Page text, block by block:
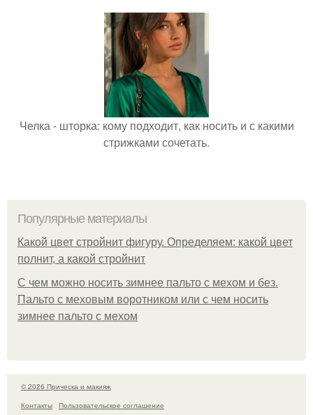
Челка - шторка: кому подходит, как носить и с какими
стрижками сочетать.
Популярные материалы
Какой цвет стройнит фигуру. Определяем: какой цвет
полнит, а какой стройнит
C чем можно носить зимнее пальто с мехом и без.
Пальто с меховым воротником или с чем носить
зимнее пальто с мехом
© 2026 Прическа и макияж
Контакты
Пользовательское соглашение